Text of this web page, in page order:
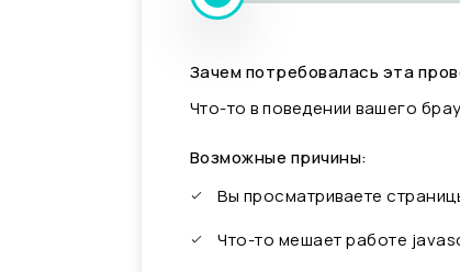
Зачем потребовалась эта
Что-то в поведении вашего
Возможные причины:
Вы просматриваете
Что-то мешает работе